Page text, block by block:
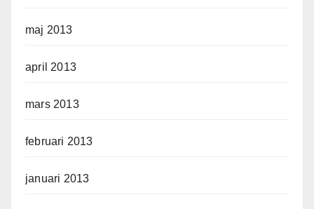
maj 2013
april 2013
mars 2013
februari 2013
januari 2013